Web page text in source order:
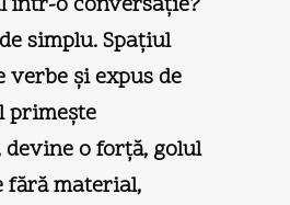
simplu. Spaţiul
verbe şi expus de
primeşte
o forţă, golul
fără material,